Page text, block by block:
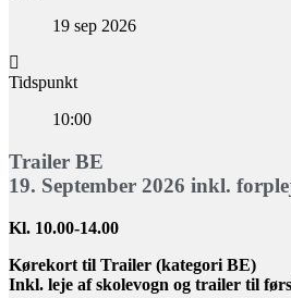
19 sep 2026
Tidspunkt
10:00
Trailer BE
19. September 2026 inkl.
Kl. 10.00-14.00
Kørekort til Trailer (kategori BE)
Inkl. leje af skolevogn og trailer til